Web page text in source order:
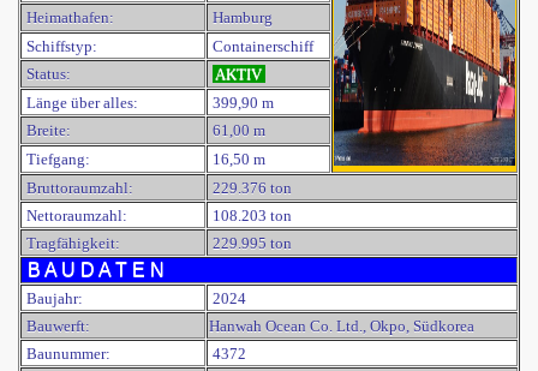
Heimathafen:
Hamburg
Schiffstyp:
Containerschiff
Status:
AKTIV
Länge über alles:
399,90 m
Breite:
61,00 m
Tiefgang:
16,50 m
Bruttoraumzahl:
229.376 ton
Nettoraumzahl:
108.203 ton
Tragfähigkeit:
229.995 ton
B A U D A T E N
Baujahr:
2024
Bauwerft:
Hanwah Ocean Co. Ltd., Okpo, Südkorea
Baunummer:
4372